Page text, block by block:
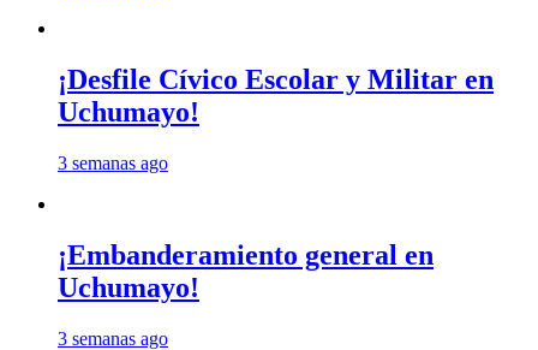
¡Desfile Cívico Escolar y Militar en
Uchumayo!
3 semanas ago
¡Embanderamiento general en
Uchumayo!
3 semanas ago